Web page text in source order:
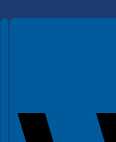
Spełniamy standardy WCAG 2.2
Spełniamy standardy W3C